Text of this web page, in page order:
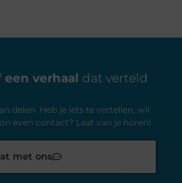
een verhaal dat verteld
delen. Heb je iets te vertellen, wil
even contact? Laat van je horen!
met ons